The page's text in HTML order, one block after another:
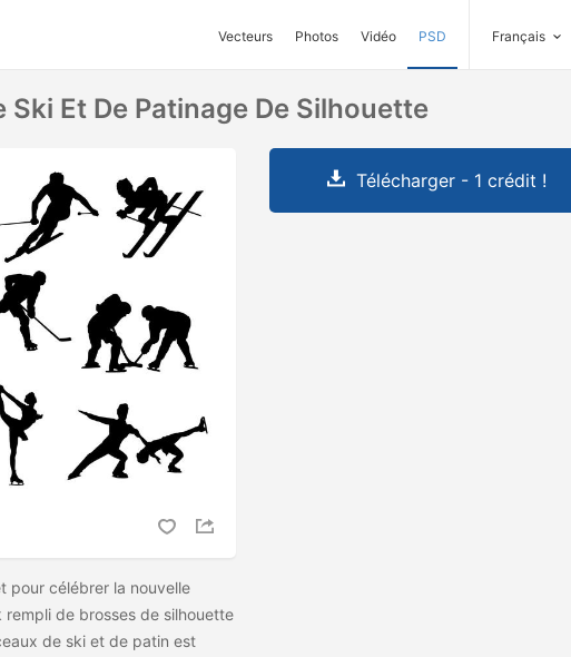
Vecteurs Photos Vidéo PSD Français
Ski Et De Patinage De Silhouette
pour célébrer la nouvelle
rempli de brosses de silhouette
de ski et de patin est
Télécharger - 1 crédit !